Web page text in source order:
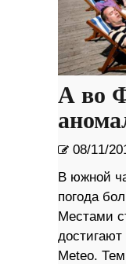
А во
08/11/
В южной
погода
Местами
Meteo.